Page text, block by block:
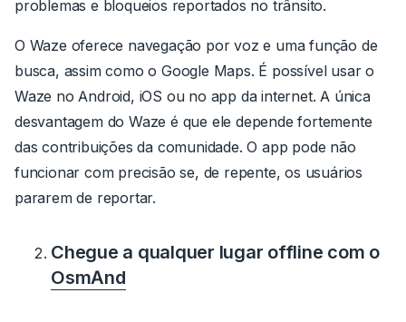
problemas e bloqueios reportados no trânsito.
O Waze oferece navegação por voz e uma função de
busca, assim como o Google Maps. É possível usar o
Waze no Android, iOS ou no app da internet. A única
desvantagem do Waze é que ele depende fortemente
das contribuições da comunidade. O app pode não
funcionar com precisão se, de repente, os usuários
pararem de reportar.
Chegue a qualquer lugar offline com o
OsmAnd